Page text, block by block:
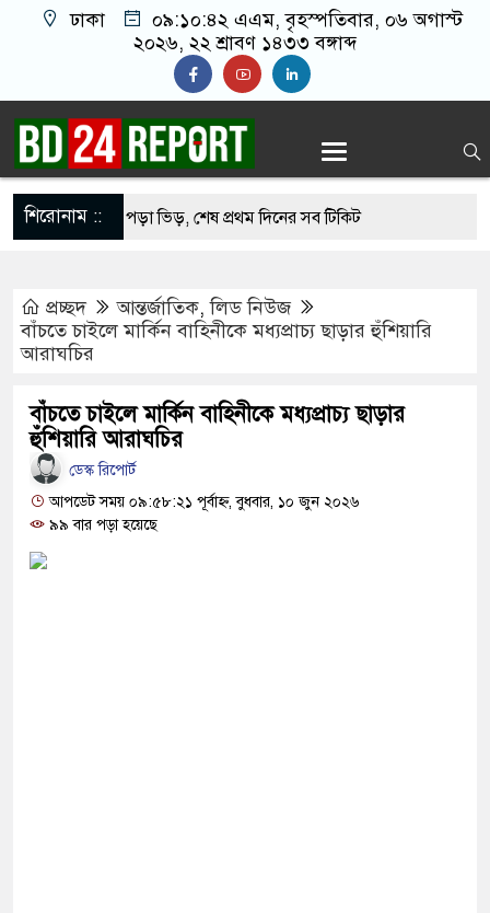
ঢাকা ০৯:১০:৪৩ এএম, বৃহস্পতিবার, ০৬ অগাস্ট
২০২৬, ২২ শ্রাবণ ১৪৩৩ বঙ্গাব্দ
শিরোনাম ::
উপচে পড়া ভিড়, শেষ প্রথম দিনের সব টিকিট
নিরাপত্তা জোরদার, পরিচয়পত্র ছাড়া প্রবেশ বন্ধ
হচ্ছে কেয়ামতের কিছু আলামত
চূড়ান্ত তারিখ ঘোষণা
যৌন নিপীড়ন, জামায়াত কর্মীকে ৫০ বেত্রাঘাত
তৃতীয় পক্ষের ভূমিকা দেখছেন বিশ্লেষকরা
টাকাও বাড়ালে সরকার টিকতে পারবে না: নাহিদ
প্রচ্ছদ আন্তর্জাতিক,লিড নিউজ
বাঁচতে চাইলে মার্কিন বাহিনীকে মধ্যপ্রাচ্য ছাড়ার হুঁশিয়ারি
আরাঘচির
বাঁচতে চাইলে মার্কিন বাহিনীকে মধ্যপ্রাচ্য ছাড়ার
হুঁশিয়ারি আরাঘচির
ডেস্ক রিপোর্ট
আপডেট সময় ০৯:৫৮:২১ পূর্বাহ্ন, বুধবার, ১০ জুন ২০২৬
৯৯ বার পড়া হয়েছে